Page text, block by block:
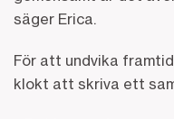
säger Erica.
För att undvika
klokt att skriva ett